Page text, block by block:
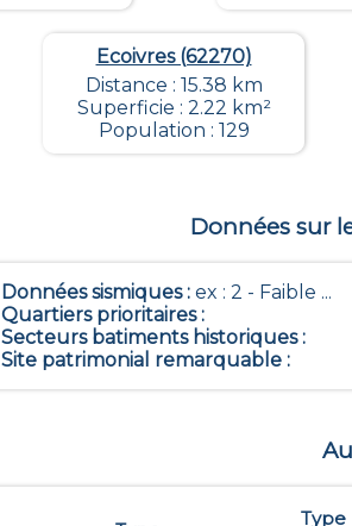
Ecoivres (62270)
Distance : 15.38 km
Superficie : 2.22 km²
Population : 129
Données sur
Données sismiques:ex : 2 - Faible ...
Quartiers prioritaires:
Secteurs batiments historiques:
Site patrimonial remarquable :
Type